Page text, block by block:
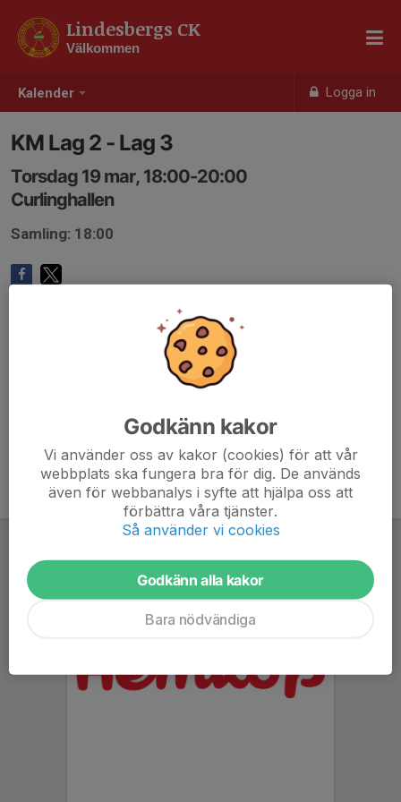
Kalender Logga in
Lindesbergs CK
Välkommen
KM Lag 2 - Lag 3
Torsdag 19 mar, 18:00-20:00
Curlinghallen
Samling: 18:00
Godkänn kakor
Vi använder oss av kakor (cookies) för att vår
webbplats ska fungera bra för dig. De används
även för webbanalys i syfte att hjälpa oss att
förbättra våra tjänster.
Så använder vi cookies
Godkänn alla kakor
Bara nödvändiga